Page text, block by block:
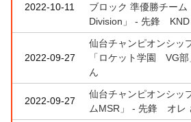
2022-10-11
ブロック 準優勝チー
Division」 - 先鋒 KND
2022-09-27
仙台チャンピオンシ
「ロケット学園 VG
ん
2022-09-27
仙台チャンピオンシ
ムMSR」 - 先鋒 オレ